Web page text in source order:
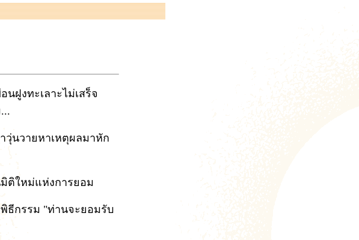
นฝูงทะเลาะไม่เสร็จ
นวายหาเหตุผลมาหัก
ติใหม่แห่งการยอม
พิธีกรรม "ท่านจะยอมรับ